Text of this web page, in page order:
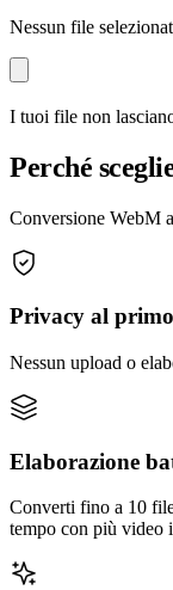
Nessun file
I tuoi file non
Perché
Conversione WebM
Privacy al
Nessun upload o
Elaborazione
Converti fino a 10
tempo con più video